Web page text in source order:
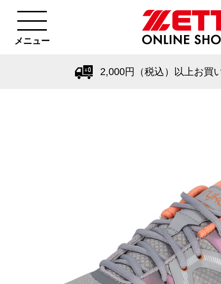
メニュー
2,000円（税込）以上お買